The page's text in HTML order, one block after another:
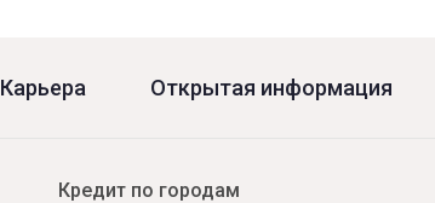
Карьера Открытая информация
Кредит по городам